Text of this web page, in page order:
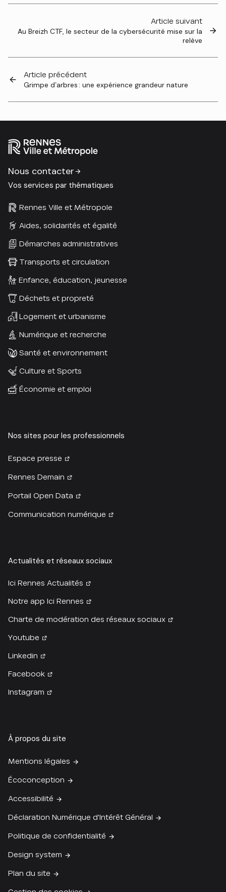
Article précédent
Grimpe d’arbres : une expérience grandeur nature
Article suivant
Au Breizh CTF, le secteur de la cybersécurité mise sur la
relève
Nous contacter
Vos services par thématiques
Rennes Ville et Métropole
Aides, solidarités et égalité
Démarches administratives
Transports et circulation
Enfance, éducation, jeunesse
Déchets et propreté
Logement et urbanisme
Numérique et recherche
Santé et environnement
Culture et Sports
Économie et emploi
Nos sites pour les professionnels
Espace presse
Rennes Demain
Portail Open Data
Communication numérique
Actualités et réseaux sociaux
Ici Rennes Actualités
Notre app Ici Rennes
Charte de modération des réseaux sociaux
Youtube
Linkedin
Facebook
Instagram
À propos du site
Mentions légales
Écoconception
Accessibilité
Déclaration Numérique d'Intérêt Général
Politique de confidentialité
Design system
Plan du site